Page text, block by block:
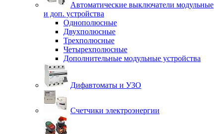
Автоматические выключатели модульные
и доп. устройства
Однополюсные
Двухполюсные
Трехполюсные
Четырехполюсные
Дополнительные модульные устройства
Дифавтоматы и УЗО
Счетчики электроэнергии